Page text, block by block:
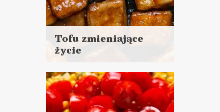
Tofu zmieniające
życie
więcej
Czas przygotowania: 20 - 30
minut
DANIA GŁÓWNE
LUNCHE DO PRACY
KAMERALNY SYLWESTER ?